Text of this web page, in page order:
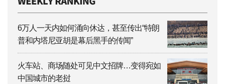
6万人一天内如何涌向休达，甚至传出“特朗
普和内塔尼亚胡是幕后黑手的传闻”
火车站、商场随处可见中文招牌…变得宛如
中国城市的老挝